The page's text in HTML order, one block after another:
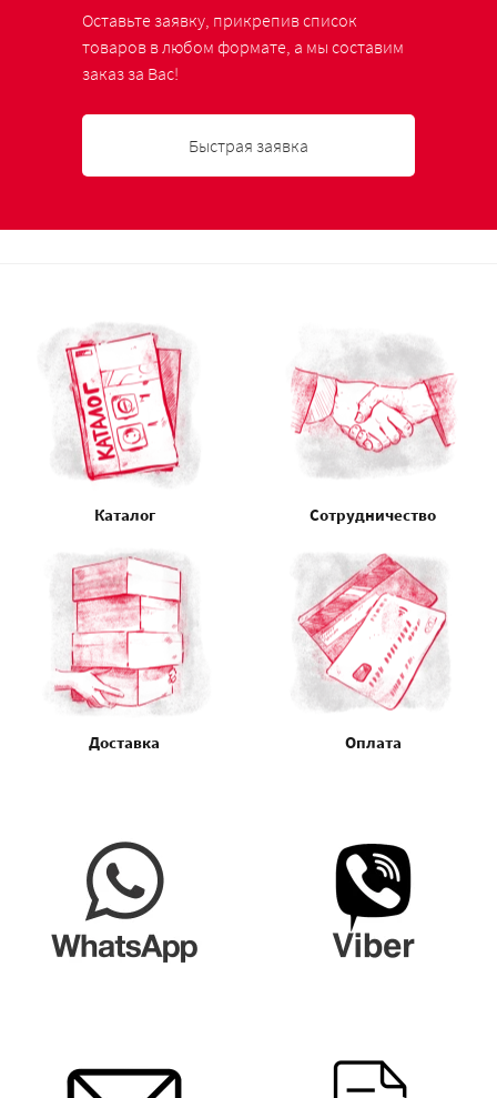
Оставьте заявку, прикрепив список
товаров в любом формате, а мы составим
заказ за Вас!
Быстрая заявка
Каталог Сотрудничество
Доставка Оплата